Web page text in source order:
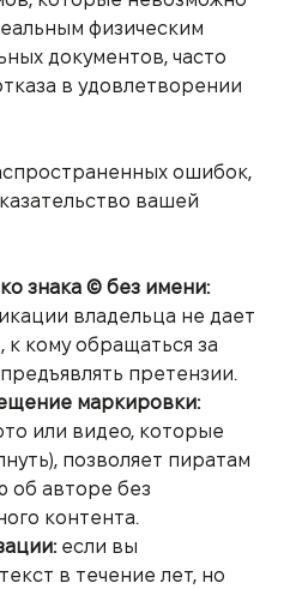
физическим
документов, часто
в удовлетворении
ошибок,
вашей
знака © без имени:
владельца не дает
к кому обращаться за
претензии.
маркировки:
или видео, которые
позволяет пиратам
об авторе без
контента.
если вы
в течение лет, но